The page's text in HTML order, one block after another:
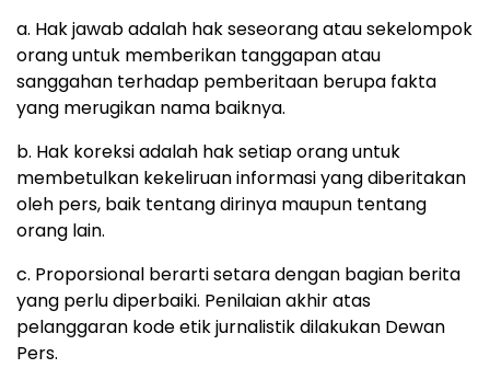
a. Hak jawab adalah hak seseorang atau sekelompok
orang untuk memberikan tanggapan atau
sanggahan terhadap pemberitaan berupa fakta
yang merugikan nama baiknya.
b. Hak koreksi adalah hak setiap orang untuk
membetulkan kekeliruan informasi yang diberitakan
oleh pers, baik tentang dirinya maupun tentang
orang lain.
c. Proporsional berarti setara dengan bagian berita
yang perlu diperbaiki. Penilaian akhir atas
pelanggaran kode etik jurnalistik dilakukan Dewan
Pers.